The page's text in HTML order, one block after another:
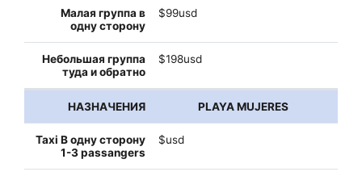
$99usd
$198usd
PLAYA MUJERES
$usd